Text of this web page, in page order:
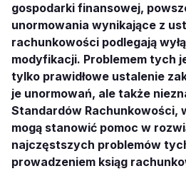
gospodarki finansowej,
unormowania wynikające z
rachunkowości podlegają
modyfikacji. Problemem tych
tylko prawidłowe ustalenie
je unormowań, ale także
Standardów Rachunkowości,
mogą stanowić pomoc w
najczęstszych problemów
prowadzeniem ksiąg